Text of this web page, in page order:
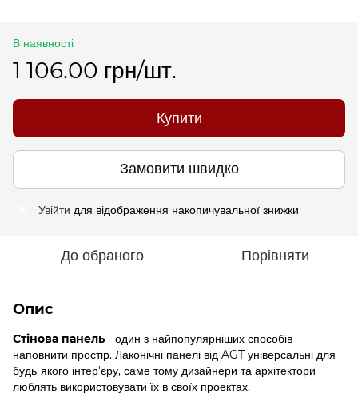
В наявності
1 106.00 грн/шт.
Купити
Замовити швидко
Увійти для відображення накопичувальної знижки
До обраного Порівняти
Опис
Стінова панель - один з найпопулярніших способів
наповнити простір. Лаконічні панелі від AGT універсальні для
будь-якого інтер'єру, саме тому дизайнери та архітектори
люблять використовувати їх в своїх проектах.